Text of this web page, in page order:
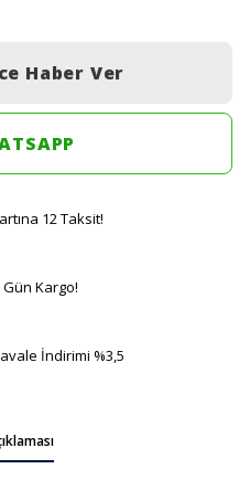
Haber Ver
12 Taksit!
Gün Kargo!
İndirimi %3,5